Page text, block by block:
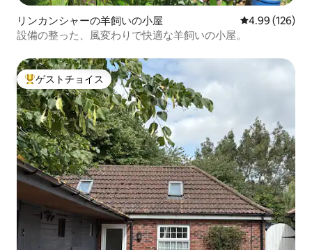
リンカンシャーの羊飼いの小屋 レビュー126
4.99 (126)
設備の整った、風変わりで快適な羊飼いの小屋。
大好評のゲストチョイスです。
ゲストチョイス